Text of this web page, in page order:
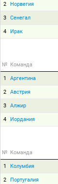
2 Норвегия
3 Сенегал
4 Ирак
№ Команда
1 Аргентина
2 Австрия
3 Алжир
4 Иордания
№ Команда
1 Колумбия
2 Португалия